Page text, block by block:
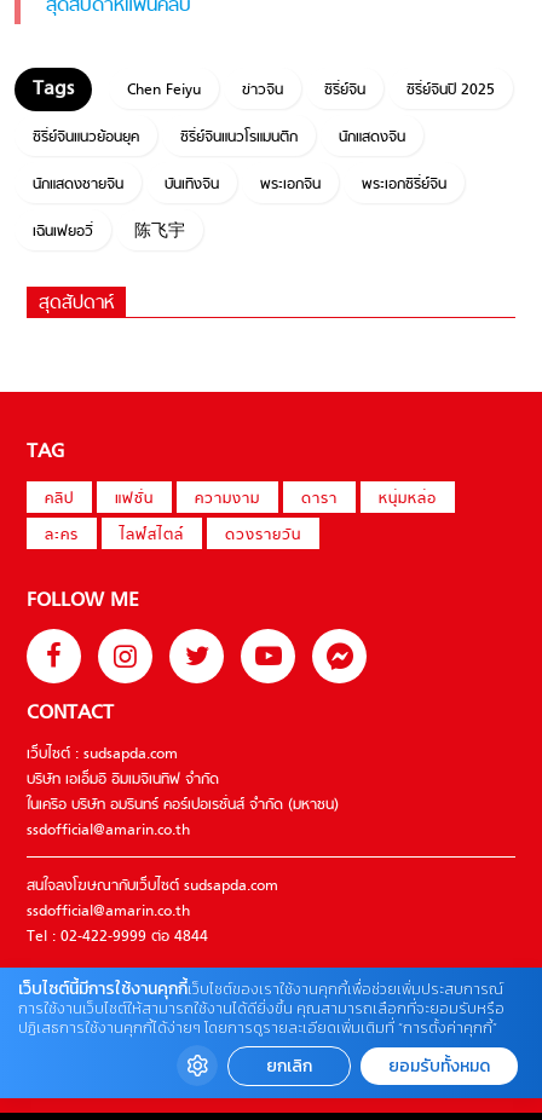
Chen Feiyu ข่าวจีน ซีรี่ย์จีน
ซีรี่ย์จีนปี 2025
ซีรี่ย์จีนแนวย้อนยุค
ซีรี่ย์จีนแนวโรแมนติก
นักแสดงจีน
นักแสดงชายจีน
บันเทิงจีน พระเอกจีน
พระเอกซีรี่ย์จีน
เฉินเฟยอวี่
陈飞宇
สุดสัปดาห์
TAG
คลิป แฟชั่น ความงาม ดารา
หนุ่มหล่อ
ละคร
ไลฟ์สไตล์ ดวงรายวัน
FOLLOW ME
CONTACT
เว็บไซต์ : sudsapda.com
บริษัท เอเอ็มอี อิมเมจิเนทีฟ จำกัด
ในเครือ บริษัท อมรินทร์ คอร์เปอเรชั่นส์ จำกัด (มหาชน)
ssdofficial@amarin.co.th
สนใจลงโฆษณากับเว็บไซต์ sudsapda.com
ssdofficial@amarin.co.th
Tel : 02-422-9999 ต่อ 4844
ติดต่อแจ้งปัญหาหรือร้องเรียน
02-422-9999 ต่อ 4180
(จันทร์ – ศุกร์ เวลา 09.00 – 18.00 น)
เว็บไซต์นี้มีการใช้งานคุกกี้เว็บไซต์ของเราใช้งานคุกกี้เพื่อช่วยเพิ่มประสบการณ์
การใช้งานเว็บไซต์ให้สามารถใช้งานได้ดียิ่งขึ้น คุณสามารถเลือกที่จะยอมรับหรือ
ปฏิเสธการใช้งานคุกกี้ได้ง่ายๆ โดยการดูรายละเอียดเพิ่มเติมที่ “การตั้งค่าคุกกี้”
ยกเลิก ยอมรับทั้งหมด